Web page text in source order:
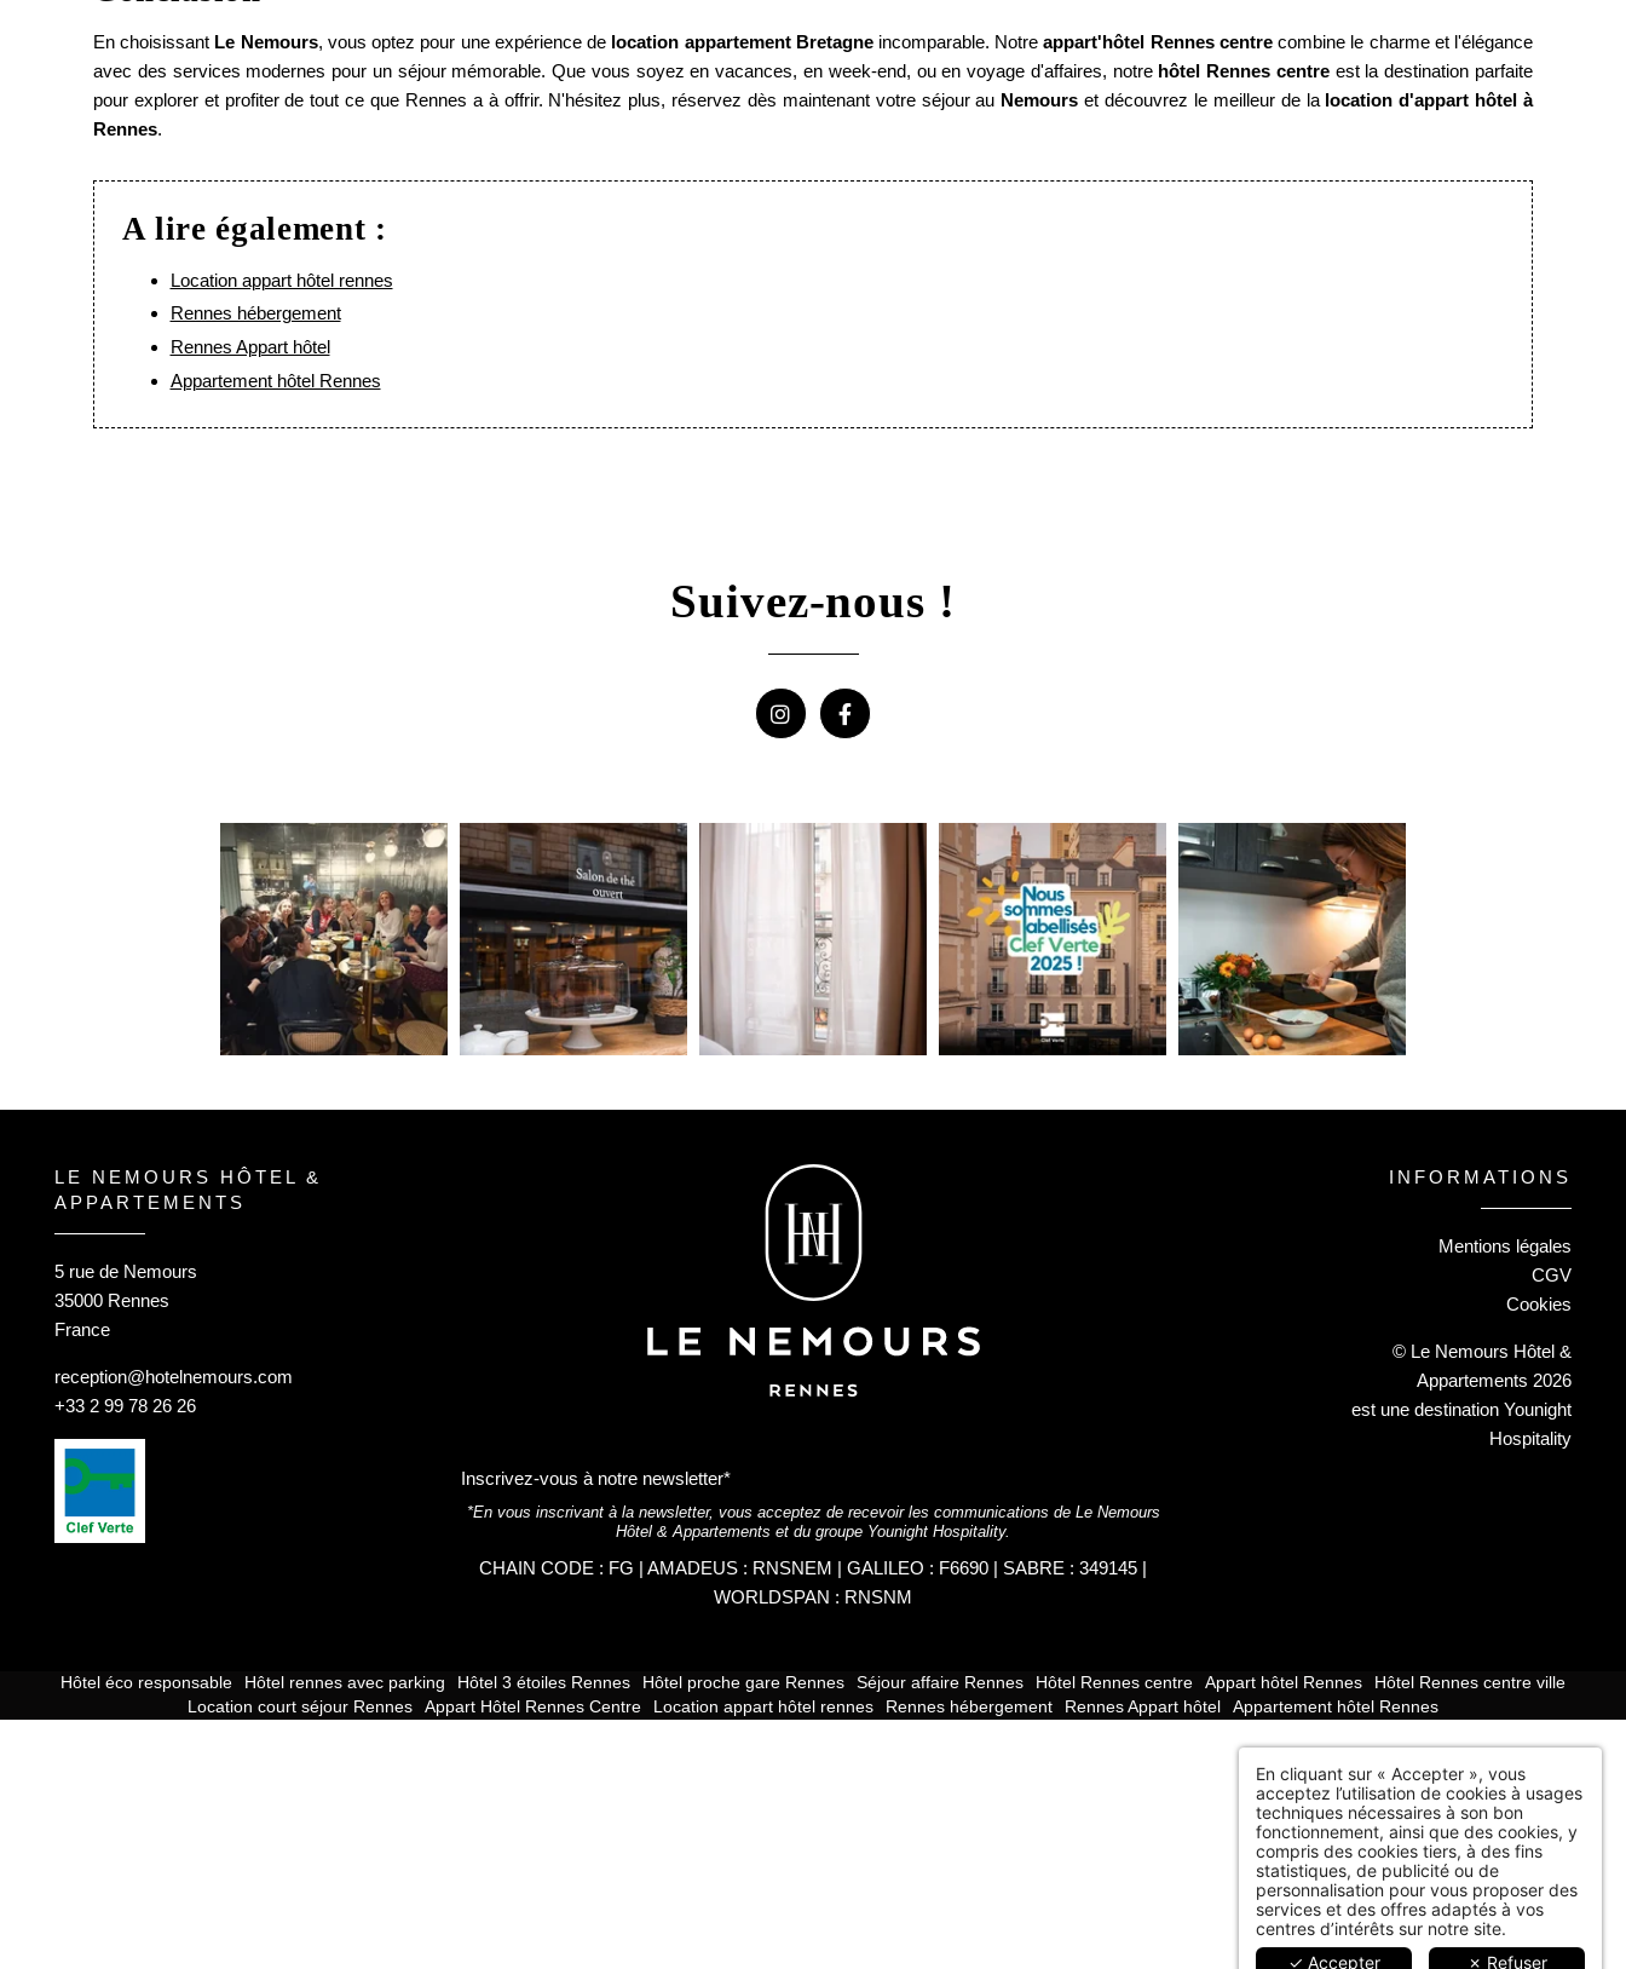
En choisissant Le Nemours, vous optez pour une expérience de location appartement Bretagneincomparable. Notreappart'hôtel Rennes centrecombine le charme et l'élégance
avec des services modernes pour un séjour mémorable. Que vous soyez en vacances, en week-end, ou en voyage d'affaires, notre hôtel Rennes centre est la destination parfaite
pour explorer et profiter de tout ce que Rennes a à offrir. N'hésitez plus, réservez dès maintenant votre séjour au Nemours et découvrez le meilleur de la location d'appart hôtel à
Rennes.
A lire également :
Location appart hôtel rennes
Rennes hébergement
Rennes Appart hôtel
Appartement hôtel Rennes
Suivez-nous !
LE NEMOURS HÔTEL &
APPARTEMENTS
5 rue de Nemours
35000 Rennes
France
reception@hotelnemours.com
+33 2 99 78 26 26
Inscrivez-vous à notre newsletter*
*En vous inscrivant à la newsletter, vous acceptez de recevoir les communications de Le Nemours
Hôtel & Appartements et du groupe Younight Hospitality.
CHAIN CODE : FG | AMADEUS : RNSNEM | GALILEO : F6690 | SABRE : 349145 |
WORLDSPAN : RNSNM
INFORMATIONS
Mentions légales
CGV
Cookies
© Le Nemours Hôtel &
Appartements 2026
est une destination Younight
Hospitality
Hôtel éco responsable Hôtel rennes avec parking Hôtel 3 étoiles Rennes Hôtel proche gare Rennes Séjour affaire Rennes Hôtel Rennes centre Appart hôtel Rennes
Hôtel Rennes centre ville
Location court séjour Rennes
Appart Hôtel Rennes Centre Location appart hôtel rennes Rennes hébergement Rennes Appart hôtel Appartement hôtel Rennes
Chambres
Services
Photos
Accès corporate
Contact & Accès
Le Nemours Hôtel & Appartements -5 rue de Nemours,35000 Rennes
Message :
*Champs obligatoires
d'introduire une réclamation auprès d'une autorité de contrôle si vous estimez que ce traitement de
En cliquant sur « Accepter », vous
acceptez l’utilisation de cookies à usages
techniques nécessaires à son bon
fonctionnement, ainsi que des cookies, y
compris des cookies tiers, à des fins
statistiques, de publicité ou de
personnalisation pour vous proposer des
services et des offres adaptés à vos
centres d’intérêts sur notre site.
✓ Accepter
✗ Refuser